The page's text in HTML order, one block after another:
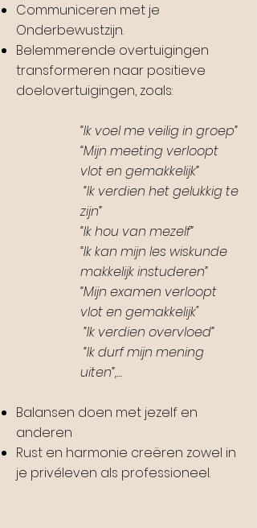
Communiceren met je
Onderbewustzijn.
Belemmerende overtuigingen
transformeren naar positieve
doelovertuigingen, zoals:
“Ik voel me veilig in groep”
“Mijn meeting verloopt
vlot en gemakkelijk”
“Ik verdien het gelukkig te
zijn”
“Ik hou van mezelf”
“Ik kan mijn les wiskunde
makkelijk instuderen”
“Mijn examen verloopt
vlot en gemakkelijk"
”Ik verdien overvloed”
“Ik durf mijn mening
uiten”,…
Balansen doen met jezelf en
anderen
Rust en harmonie creëren zowel in
je privéleven als professioneel.